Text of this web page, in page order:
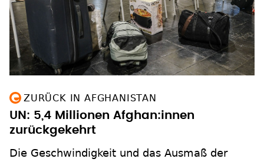
ZURÜCK IN AFGHANISTAN
UN: 5,4 Millionen Afghan:innen
zurückgekehrt
Die Geschwindigkeit und das Ausmaß der